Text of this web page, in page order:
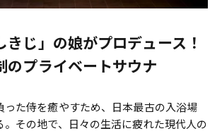
きじ」の娘がプロデュース！
のプライベートサウナ
った侍を癒やすため、日本最古の入浴場
。その地で、日々の生活に疲れた現代人の